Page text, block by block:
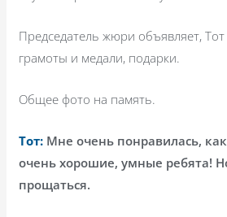
Председатель жюри объявляет,
грамоты и медали, подарки.
Общее фото на память.
Тот: Мне очень понравилась,
очень хорошие, умные ребята!
прощаться.